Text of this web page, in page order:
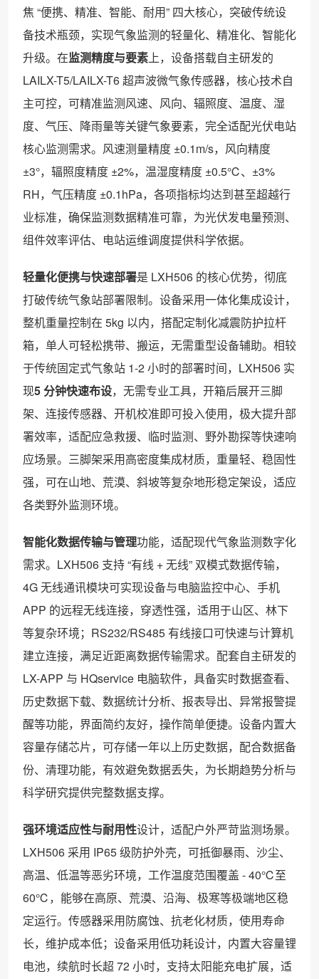
焦 “便携、精准、智能、耐用” 四大核心，突破传统设
备技术瓶颈，实现气象监测的轻量化、精准化、智能化
升级。在监测精度与要素上，设备搭载自主研发的
LAILX-T5/LAILX-T6 超声波微气象传感器，核心技术自
主可控，可精准监测风速、风向、辐照度、温度、湿
度、气压、降雨量等关键气象要素，完全适配光伏电站
核心监测需求。风速测量精度 ±0.1m/s，风向精度
±3°，辐照度精度 ±2%，温湿度精度 ±0.5℃、±3%
RH，气压精度 ±0.1hPa，各项指标均达到甚至超越行
业标准，确保监测数据精准可靠，为光伏发电量预测、
组件效率评估、电站运维调度提供科学依据。
轻量化便携与快速部署是 LXH506 的核心优势，彻底
打破传统气象站部署限制。设备采用一体化集成设计，
整机重量控制在 5kg 以内，搭配定制化减震防护拉杆
箱，单人可轻松携带、搬运，无需重型设备辅助。相较
于传统固定式气象站 1-2 小时的部署时间，LXH506 实
现5 分钟快速布设，无需专业工具，开箱后展开三脚
架、连接传感器、开机校准即可投入使用，极大提升部
署效率，适配应急救援、临时监测、野外勘探等快速响
应场景。三脚架采用高密度集成材质，重量轻、稳固性
强，可在山地、荒漠、斜坡等复杂地形稳定架设，适应
各类野外监测环境。
智能化数据传输与管理功能，适配现代气象监测数字化
需求。LXH506 支持 “有线 + 无线” 双模式数据传输，
4G 无线通讯模块可实现设备与电脑监控中心、手机
APP 的远程无线连接，穿透性强，适用于山区、林下
等复杂环境；RS232/RS485 有线接口可快速与计算机
建立连接，满足近距离数据传输需求。配套自主研发的
LX-APP 与 HQservice 电脑软件，具备实时数据查看、
历史数据下载、数据统计分析、报表导出、异常报警提
醒等功能，界面简约友好，操作简单便捷。设备内置大
容量存储芯片，可存储一年以上历史数据，配合数据备
份、清理功能，有效避免数据丢失，为长期趋势分析与
科学研究提供完整数据支撑。
强环境适应性与耐用性设计，适配户外严苛监测场景。
LXH506 采用 IP65 级防护外壳，可抵御暴雨、沙尘、
高温、低温等恶劣环境，工作温度范围覆盖 - 40℃至
60℃，能够在高原、荒漠、沿海、极寒等极端地区稳
定运行。传感器采用防腐蚀、抗老化材质，使用寿命
长，维护成本低；设备采用低功耗设计，内置大容量锂
电池，续航时长超 72 小时，支持太阳能充电扩展，适